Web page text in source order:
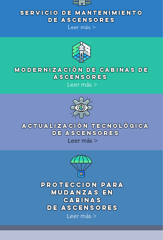
servicio de mantenimiento
de ascensores
Leer más >
moderniZaciÓn de cabinas de
ascensores
Leer más >
actualizaciÓn tecnolÓgica
de ascensores
Leer más >
proteccion pARA
mudanzas EN
cabinas
de ascensores
Leer más >